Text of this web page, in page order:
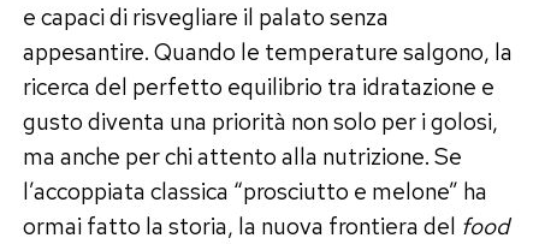
Aceto di vino bianco:2 cucchiai
Sale fino e pepe nero:q.b.
La scelta tradizionale predilige peperoni rossi
carnosi e poco idrici, essenziali per evitare che la
salsa risulti troppo liquida al termine della
cottura.
e capaci di risvegliare il palato senza
appesantire. Quando le temperature salgono, la
ricerca del perfetto equilibrio tra idratazione e
gusto diventa una priorità non solo per i golosi,
ma anche per chi attento alla nutrizione. Se
l’accoppiata classica “prosciutto e melone” ha
ormai fatto la storia, la nuova frontiera del food